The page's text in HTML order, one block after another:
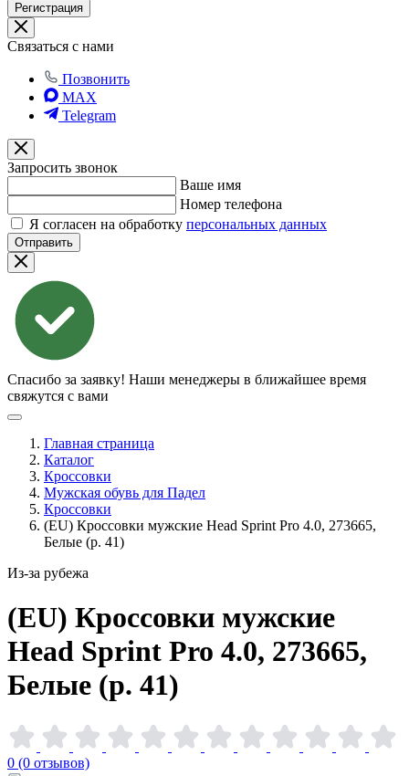
Регистрация
Связаться с нами
Позвонить
MAX
Telegram
Запросить звонок
Ваше имя
Номер телефона
Я согласен на обработку персональных данных
Отправить
Спасибо за заявку! Наши менеджеры в ближайшее время
свяжутся с вами
Главная страница
Каталог
Кроссовки
Мужская обувь для Падел
Кроссовки
(EU) Кроссовки мужские Head Sprint Pro 4.0, 273665,
Белые (р. 41)
Из-за рубежа
(EU) Кроссовки мужские
Head Sprint Pro 4.0, 273665,
Белые (р. 41)
0 (0 отзывов)